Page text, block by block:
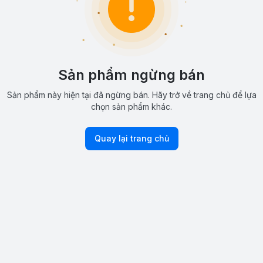
Sản phẩm ngừng bán
Sản phẩm này hiện tại đã ngừng bán. Hãy trở về trang chủ để lựa
chọn sản phẩm khác.
Quay lại trang chủ